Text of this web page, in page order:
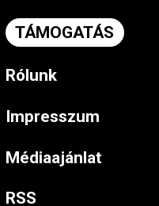
TÁMOGATÁS
Rólunk
Impresszum
Médiaajánlat
RSS